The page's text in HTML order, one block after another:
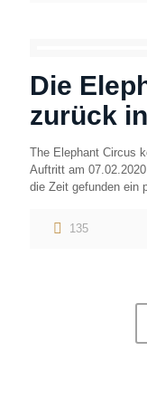
Die
zurück
The Elephant Circus
Auftritt am
die Zeit gefunden ein
135